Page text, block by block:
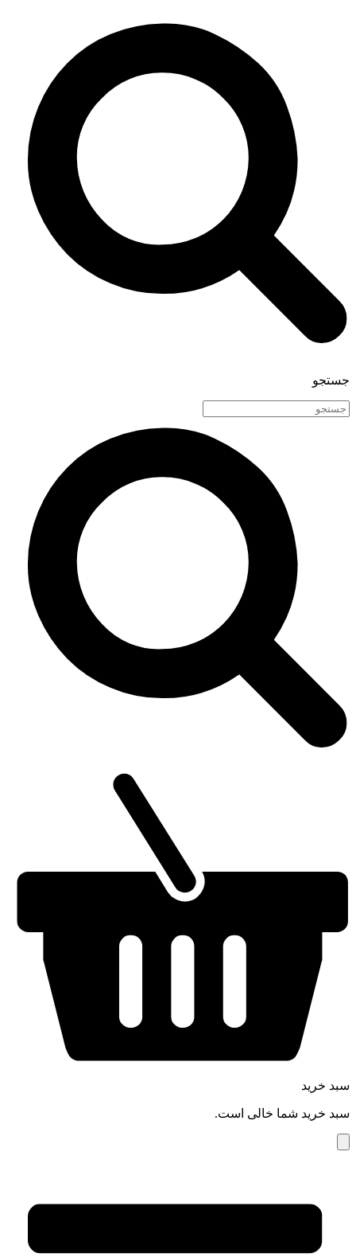
جستجو
سبد خرید
سبد خرید شما خالی است.